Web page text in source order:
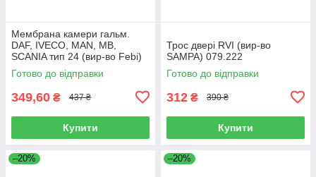
Мембрана камери гальм.
DAF, IVECO, MAN, MB,
SCANIA тип 24 (вир-во Febi)
07103
Готово до відправки
349,60 ₴ 437 ₴
Купити
Трос двері RVI (вир-во
SAMPA) 079.222
Готово до відправки
312 ₴ 390 ₴
Купити
–20% –20%